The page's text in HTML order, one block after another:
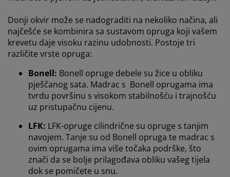
Donji okvir može se nadograditi na nekoliko načina, ali
najčešće se kombinira sa sustavom opruga koji vašem
krevetu daje visoku razinu udobnosti. Postoje tri
različite vrste opruga:
Bonell: Bonell opruge debele su žice u obliku
pješčanog sata. Madrac s Bonell oprugama ima
tvrdu površinu s visokom stabilnošću i trajnošću
uz pristupačnu cijenu.
LFK: LFK-opruge cilindrične su opruge s tanjim
navojem. Tanje su od Bonell opruga te madrac s
ovim oprugama ima više točaka podrške, što
znači da se bolje prilagođava obliku vašeg tijela
dok se pomičete u snu.